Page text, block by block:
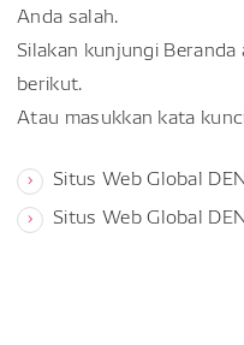
Anda salah.
Silakan kunjungi
berikut.
Atau masukkan kata
Situs Web Global
Situs Web Global